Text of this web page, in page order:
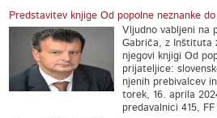
Predstavitev knjige Od popolne neznanke
Vljudno vabljeni na
Gabriča, z Inštituta
njegovi knjigi Od
prijateljice:
njenih prebivalcev
torek, 16. aprila
predavalnici 415, FF